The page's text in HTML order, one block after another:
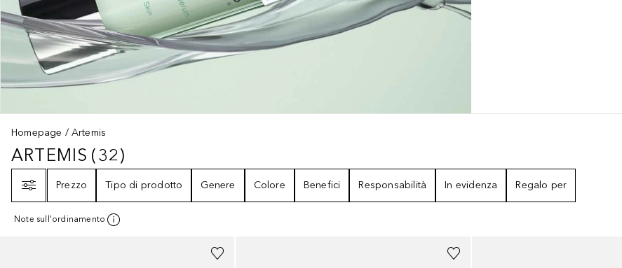
Homepage Artemis
ARTEMIS32RISULTATI
ARTEMIS (32)
Prezzo
Tipo di prodotto Genere Colore Benefici Responsabilità In evidenza Regalo per
Note sull'ordinamento